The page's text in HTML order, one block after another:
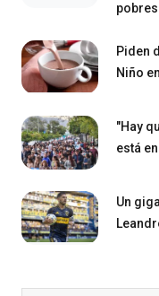
Piden
Niño
"Hay
está
Un